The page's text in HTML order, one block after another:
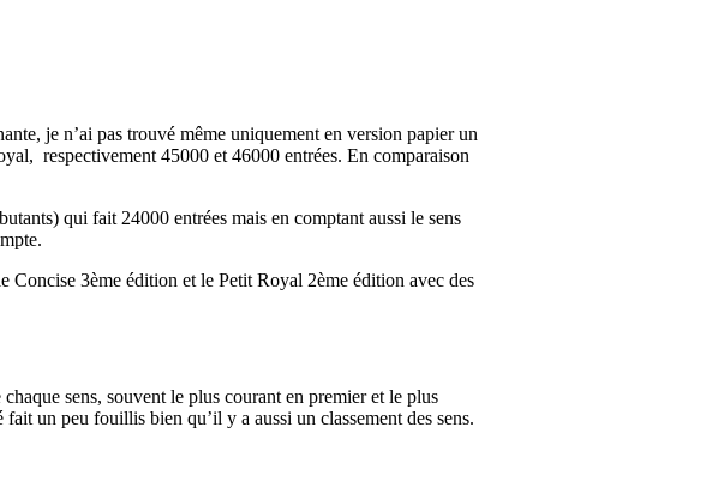
je n’ai pas trouvé même uniquement en version papier un
respectivement 45000 et 46000 entrées. En comparaison
qui fait 24000 entrées mais en comptant aussi le sens
3ème édition et le Petit Royal 2ème édition avec des
sens, souvent le plus courant en premier et le plus
un peu fouillis bien qu’il y a aussi un classement des sens.